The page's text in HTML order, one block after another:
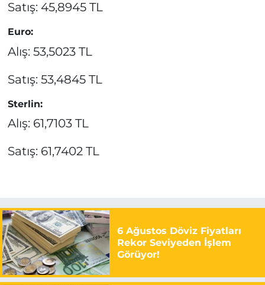
Satış: 45,8945 TL
Euro:
Alış: 53,5023 TL
Satış: 53,4845 TL
Sterlin:
Alış: 61,7103 TL
Satış: 61,7402 TL
6 Ağustos Döviz Fiyatları
Rekor Seviyeden İşlem
Görüyor!